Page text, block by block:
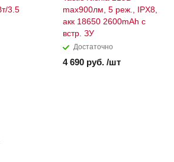
max900лм, 5 реж., IPX8,
акк 18650 2600mAh с
встр. ЗУ
Достаточно
4 690 руб. /шт